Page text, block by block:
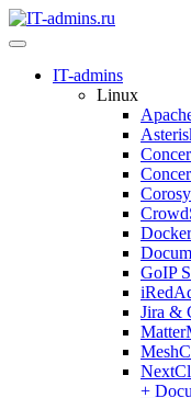
IT-admins
Linux
GoIP
Jira &
+